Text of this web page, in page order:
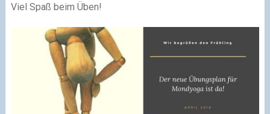
Viel Spaß beim Üben!